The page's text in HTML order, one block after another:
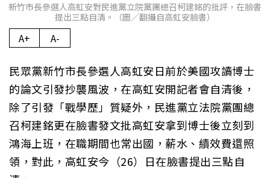
新竹市長參選人高虹安對民進黨立院黨團總召柯建銘的批評，在臉書
提出三點自清。（圖／翻攝自高虹安臉書）
A+ A-
民眾黨新竹市長參選人高虹安日前於美國攻讀博士
的論文引發抄襲風波，在高虹安開記者會自清後，
除了引發「戰學歷」質疑外，民進黨立法院黨團總
召柯建銘更在臉書發文批高虹安拿到博士後立刻到
鴻海上班，在職期間也常出國，薪水、績效費還照
領，對此，高虹安今（26）日在臉書提出三點自